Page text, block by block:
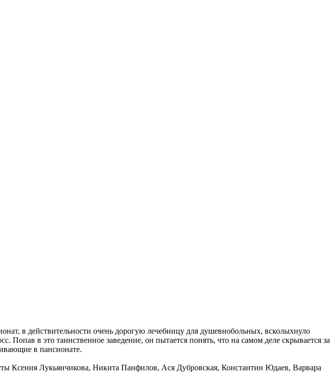
в действительности очень дорогую лечебницу для душевнобольных, всколыхнуло
Попав в это таинственное заведение, он пытается понять, что на самом деле скрывается за
в пансионате.
Ксения Лукьянчикова, Никита Панфилов, Ася Дубровская, Константин Юдаев, Варвара